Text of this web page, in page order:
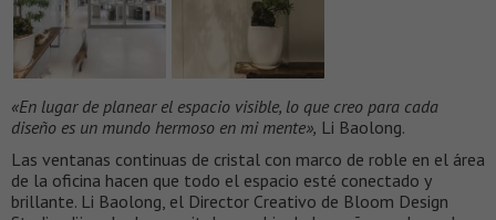
«En lugar de planear el espacio visible, lo que creo para cada
diseño es un mundo hermoso en mi mente», Li Baolong.
Las ventanas continuas de cristal con marco de roble en el área
de la oficina hacen que todo el espacio esté conectado y
brillante. Li Baolong, el Director Creativo de Bloom Design